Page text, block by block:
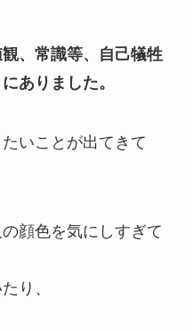
、常識等、自己犠牲
ありました。
いことが出てきて
顔色を気にしすぎて
り、